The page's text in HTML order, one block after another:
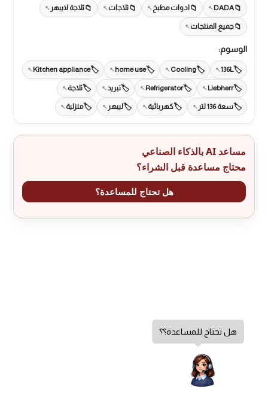
DADA ادوات مطبخ ثلاجات ثلاجة لايبهر
جميع المنتجات
الوسوم:
136L
Cooling
home use
Kitchen appliance
Liebherr
Refrigerator تبريد ثلاجة
سعة 136 لتر كهربائية ليبهر منزلية
مساعد AI بالذكاء الصناعي
محتاج مساعدة قبل الشراء؟
هل تحتاج للمساعدة؟
هل تحتاج للمساعدة؟؟